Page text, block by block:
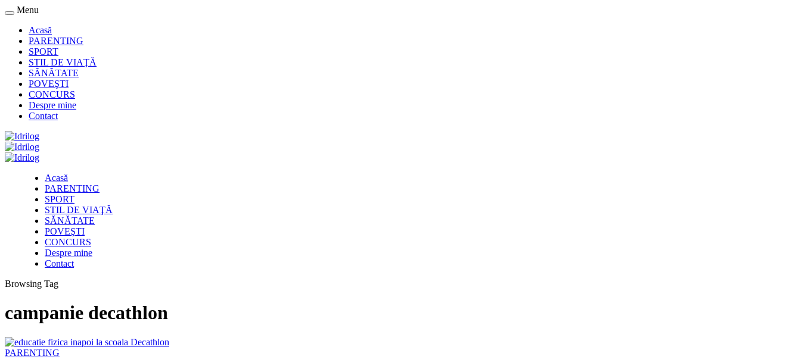
Menu
Acasă
PARENTING
SPORT
STIL DE VIAŢĂ
SĂNĂTATE
POVEŞTI
CONCURS
Despre mine
Contact
Acasă
PARENTING
SPORT
STIL DE VIAŢĂ
SĂNĂTATE
POVEŞTI
CONCURS
Despre mine
Contact
Browsing Tag
campanie decathlon
PARENTING